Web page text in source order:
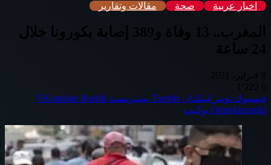
اخبار عربية
صحة مقالات وتقارير
المغرب.. 13 وفاة و389 إصابة بكورونا خلال
فيسبوك تويتر لينكدإن بينتيريست
Odnoklassniki بوكيت